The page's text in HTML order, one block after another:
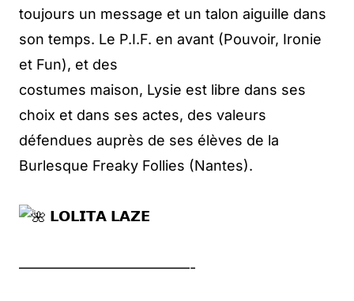
toujours un message et un talon aiguille dans
son temps. Le P.I.F. en avant (Pouvoir, Ironie
et Fun), et des
costumes maison, Lysie est libre dans ses
choix et dans ses actes, des valeurs
défendues auprès de ses élèves de la
Burlesque Freaky Follies (Nantes).
𝗟𝗢𝗟𝗜𝗧𝗔 𝗟𝗔𝗭𝗘
————————————-